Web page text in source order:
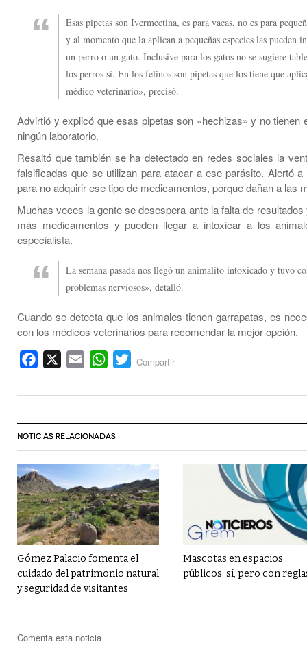
Esas pipetas son Ivermectina, es para vacas, no es para
y al momento que la aplican a pequeñas especies las pueden
un perro o un gato. Inclusive para los gatos no se sugiere
los perros sí. En los felinos son pipetas que los tiene que
médico veterinario», precisó.
Advirtió y explicó que esas pipetas son «hechizas» y no tienen
ningún laboratorio.
Resaltó que también se ha detectado en redes sociales la
falsificadas que se utilizan para atacar a ese parásito. Alertó a
para no adquirir ese tipo de medicamentos, porque dañan a las
Muchas veces la gente se desespera ante la falta de
más medicamentos y pueden llegar a intoxicar a los
especialista.
La semana pasada nos llegó un animalito intoxicado y tuvo
problemas nerviosos», detalló.
Cuando se detecta que los animales tienen garrapatas, es
con los médicos veterinarios para recomendar la mejor opción.
Facebook Email WhatsApp
Twitter
Compartir
NOTICIAS RELACIONADAS
Gómez Palacio fomenta el
cuidado del patrimonio natural
y seguridad de visitantes
Mascotas en espacios
públicos: sí, pero con
Comenta esta noticia